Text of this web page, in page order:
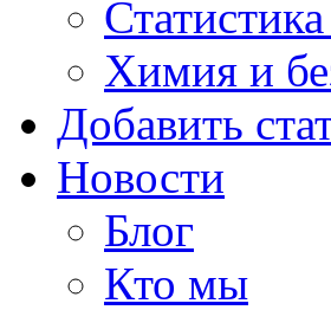
Химия и
Добавить
Новости
Блог
Кто мы